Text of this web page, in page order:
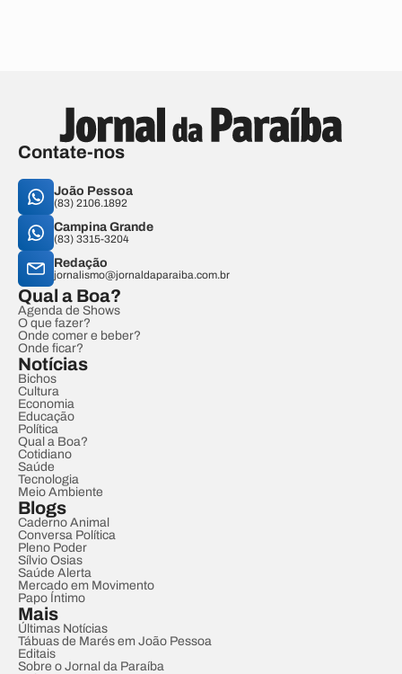
Contate-nos
João Pessoa
(83) 2106.1892
Campina Grande
(83) 3315-3204
Redação
jornalismo@jornaldaparaiba.com.br
Qual a Boa?
Agenda de Shows
O que fazer?
Onde comer e beber?
Onde ficar?
Notícias
Bichos
Cultura
Economia
Educação
Política
Qual a Boa?
Cotidiano
Saúde
Tecnologia
Meio Ambiente
Blogs
Caderno Animal
Conversa Política
Pleno Poder
Sílvio Osias
Saúde Alerta
Mercado em Movimento
Papo Íntimo
Mais
Últimas Notícias
Tábuas de Marés em João Pessoa
Editais
Sobre o Jornal da Paraíba